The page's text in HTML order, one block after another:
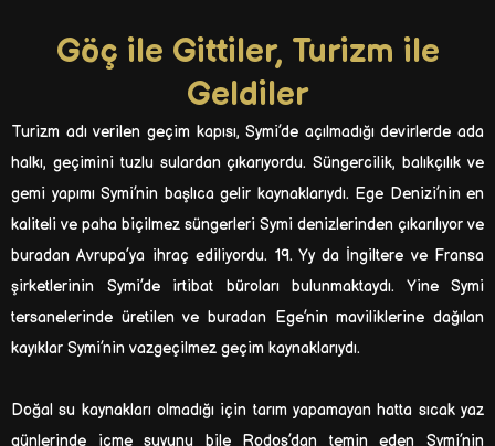
Göç ile Gittiler, Turizm ile
Geldiler
Turizm adı verilen geçim kapısı, Symi’de açılmadığı devirlerde ada
halkı, geçimini tuzlu sulardan çıkarıyordu. Süngercilik, balıkçılık ve
gemi yapımı Symi’nin başlıca gelir kaynaklarıydı. Ege Denizi’nin en
kaliteli ve paha biçilmez süngerleri Symi denizlerinden çıkarılıyor ve
buradan Avrupa’ya ihraç ediliyordu. 19. Yy da İngiltere ve Fransa
şirketlerinin Symi’de irtibat büroları bulunmaktaydı. Yine Symi
tersanelerinde üretilen ve buradan Ege’nin maviliklerine dağılan
kayıklar Symi’nin vazgeçilmez geçim kaynaklarıydı.
Doğal su kaynakları olmadığı için tarım yapamayan hatta sıcak yaz
günlerinde içme suyunu bile Rodos’dan temin eden Symi’nin